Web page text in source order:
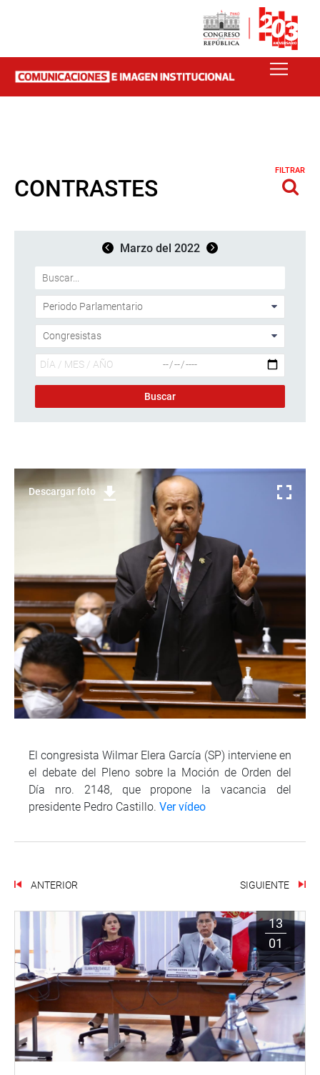
CONTRASTES
FILTRAR
Marzo del 2022
Descargar foto
El congresista Wilmar Elera García (SP) interviene en
el debate del Pleno sobre la Moción de Orden del
Día nro. 2148, que propone la vacancia del
presidente Pedro Castillo. Ver vídeo
ANTERIOR SIGUIENTE
13
01